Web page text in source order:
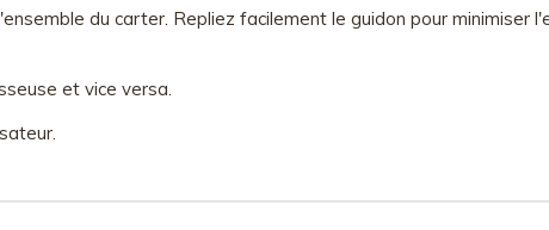
du carter. Repliez facilement le guidon pour minimiser
et vice versa.